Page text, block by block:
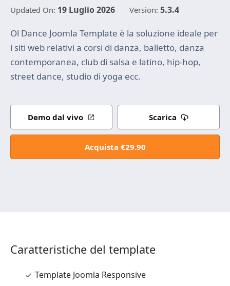
Updated On: 19 Luglio 2026 Version: 5.3.4
Ol Dance Joomla Template è la soluzione ideale per
i siti web relativi a corsi di danza, balletto, danza
contemporanea, club di salsa e latino, hip-hop,
street dance, studio di yoga ecc.
Demo dal vivo Scarica
Acquista €29.90
Caratteristiche del template
Template Joomla Responsive